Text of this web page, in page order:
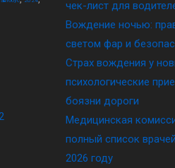
чек-лист для
Вождение ночью:
светом фар и
Страх вождения у
психологические
боязни дороги
Медицинская
полный список
2026 году